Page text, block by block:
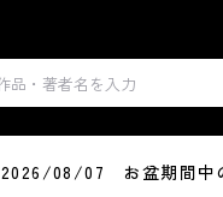
2026/08/07 お盆期間中